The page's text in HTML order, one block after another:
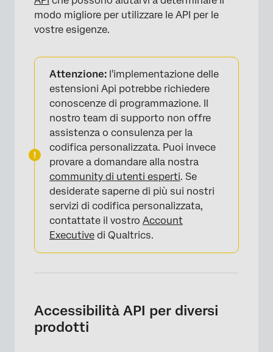
modo migliore per utilizzare le API per le
vostre esigenze.
Attenzione: l'implementazione delle
estensioni Api potrebbe richiedere
conoscenze di programmazione. Il
nostro team di supporto non offre
assistenza o consulenza per la
codifica personalizzata. Puoi invece
provare a domandare alla nostra
community di utenti esperti. Se
desiderate saperne di più sui nostri
servizi di codifica personalizzata,
contattate il vostro Account
Executive di Qualtrics.
Accessibilità API per diversi
prodotti